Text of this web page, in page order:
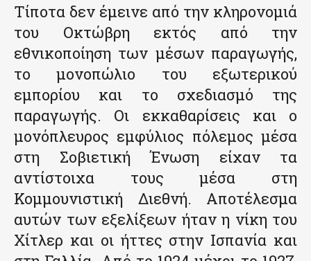
Τίποτα δεν έμεινε από την κληρονομιά
του Οκτώβρη εκτός από την
εθνικοποίηση των μέσων παραγωγής,
το μονοπώλιο του εξωτερικού
εμπορίου και το σχεδιασμό της
παραγωγής. Οι εκκαθαρίσεις και ο
μονόπλευρος εμφύλιος πόλεμος μέσα
στη Σοβιετική Ένωση είχαν τα
αντίστοιχα τους μέσα στη
Κομμουνιστική Διεθνή. Αποτέλεσμα
αυτών των εξελίξεων ήταν η νίκη του
Χίτλερ και οι ήττες στην Ισπανία και